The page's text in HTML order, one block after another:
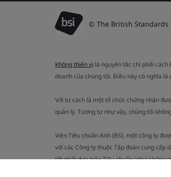
© The British
Không thiên vị là nguyên tắc chi phối
doanh của chúng tôi. Điều này có nghĩa
Với tư cách là một tổ chức chứng nhận
quản lý. Tương tự như vậy, chúng tôi
Viện Tiêu chuẩn Anh (BSI, một công ty
với các Công ty thuộc Tập đoàn cung
tốt nhất dựa trên Tiêu chuẩn (như chứng